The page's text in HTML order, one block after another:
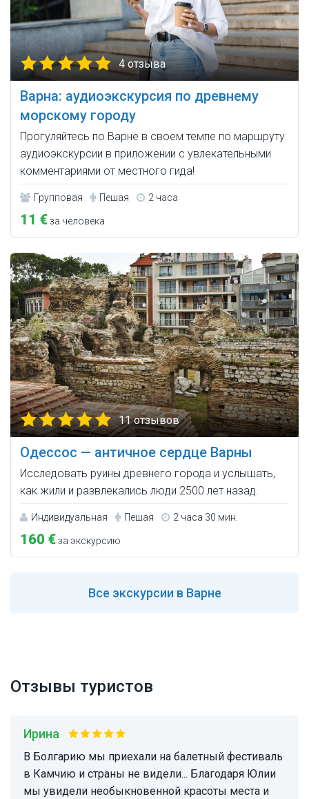
4 отзыва
Варна: аудиоэкскурсия по древнему
морскому городу
Прогуляйтесь по Варне в своем темпе по маршруту
аудиоэкскурсии в приложении с увлекательными
комментариями от местного гида!
Групповая Пешая 2 часа
11 €за человека
11 отзывов
Одессос — античное сердце Варны
Исследовать руины древнего города и услышать,
как жили и развлекались люди 2500 лет назад.
Индивидуальная Пешая 2 часа 30 мин.
160 €за экскурсию
Все экскурсии в Варне
Отзывы туристов
Ирина
В Болгарию мы приехали на балетный фестиваль
в Камчию и страны не видели... Благодаря Юлии
мы увидели необыкновенной красоты места и